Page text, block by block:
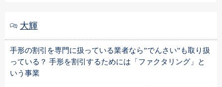
大輝
手形の割引を専門に扱っている業者なら”でんさい”も取り扱
っている？ 手形を割引するためには「ファクタリング」と
いう事業